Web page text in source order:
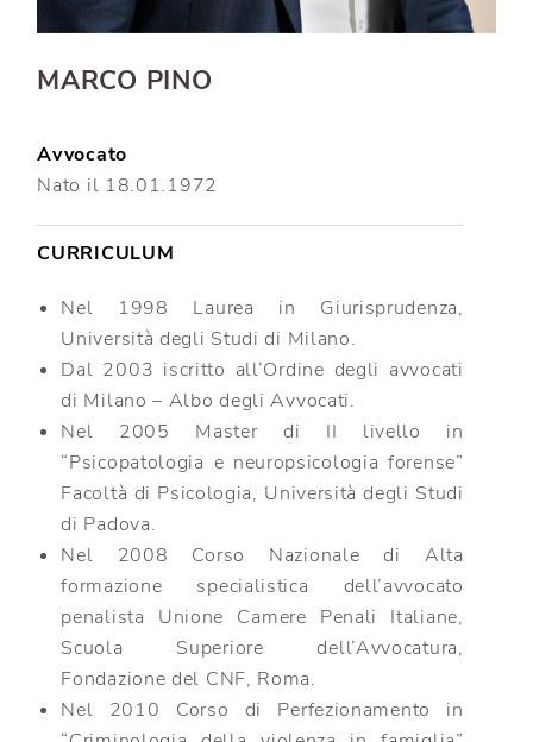
MARCO PINO
Avvocato
Nato il 18.01.1972
CURRICULUM
Nel 1998 Laurea in Giurisprudenza,
Università degli Studi di Milano.
Dal 2003 iscritto all’Ordine degli avvocati
di Milano – Albo degli Avvocati.
Nel 2005 Master di II livello in
“Psicopatologia e neuropsicologia forense”
Facoltà di Psicologia, Università degli Studi
di Padova.
Nel 2008 Corso Nazionale di Alta
formazione specialistica dell’avvocato
penalista Unione Camere Penali Italiane,
Scuola Superiore dell’Avvocatura,
Fondazione del CNF, Roma.
Nel 2010 Corso di Perfezionamento in